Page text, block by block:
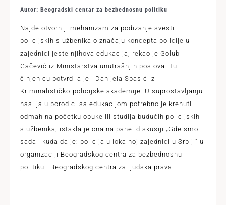
Autor: Beogradski centar za bezbednosnu politiku
Najdelotvorniji mehanizam za podizanje svesti
policijskih službenika o značaju koncepta policije u
zajednici jeste njihova edukacija, rekao je Golub
Gačević iz Ministarstva unutrašnjih poslova. Tu
činjenicu potvrdila je i Danijela Spasić iz
Kriminalističko-policijske akademije. U suprostavljanju
nasilja u porodici sa edukacijom potrebno je krenuti
odmah na početku obuke ili studija budućih policijskih
službenika, istakla je ona na panel diskusiji „Gde smo
sada i kuda dalje: policija u lokalnoj zajednici u Srbiji" u
organizaciji Beogradskog centra za bezbednosnu
politiku i Beogradskog centra za ljudska prava.